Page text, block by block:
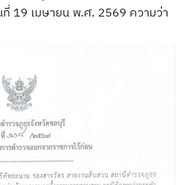
19 เมษายน พ.ศ. 2569 ความว่า